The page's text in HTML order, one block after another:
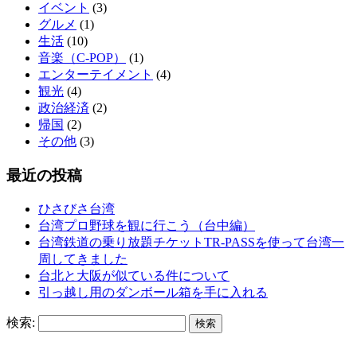
イベント (3)
グルメ (1)
生活 (10)
音楽（C-POP）
(1)
エンターテイメント (4)
観光 (4)
政治経済 (2)
帰国 (2)
その他 (3)
最近の投稿
ひさびさ台湾
台湾プロ野球を観に行こう（台中編）
台湾鉄道の乗り放題チケットTR-PASSを使って台湾一
周してきました
台北と大阪が似ている件について
引っ越し用のダンボール箱を手に入れる
検索: